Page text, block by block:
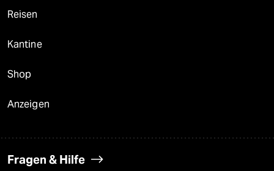
Reisen
Kantine
Shop
Anzeigen
Fragen & Hilfe